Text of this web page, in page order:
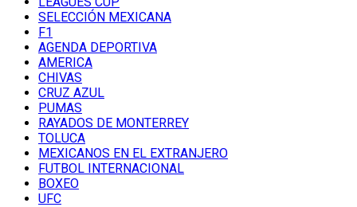
SELECCIÓN MEXICANA
F1
AGENDA DEPORTIVA
AMERICA
CHIVAS
CRUZ AZUL
PUMAS
RAYADOS DE MONTERREY
TOLUCA
MEXICANOS EN EL EXTRANJERO
FUTBOL INTERNACIONAL
BOXEO
UFC